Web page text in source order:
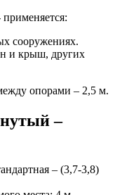
сооружениях.
и крыш, других
опорами – 2,5 м.
–
– (3,7-3,8)